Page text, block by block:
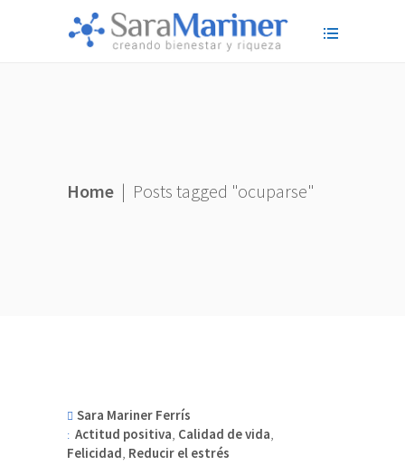
Home | Posts tagged "ocuparse"
Sara Mariner Ferrís
Actitud positiva Calidad de vida
Felicidad Reducir el estrés